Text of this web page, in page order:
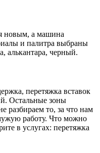
новым, а машина
и палитра выбраны
алькантара, черный.
перетяжка вставок
Остальные зоны
разбираем то, за что нам
работу. Что можно
в услугах: перетяжка